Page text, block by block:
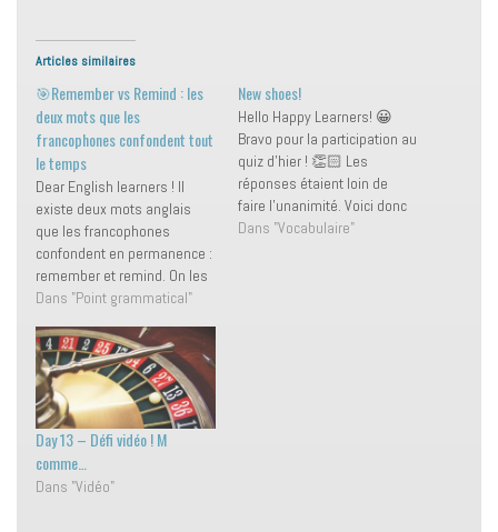
Articles similaires
🎯Remember vs Remind : les
deux mots que les
francophones confondent tout
le temps
Dear English learners ! Il
existe deux mots anglais
que les francophones
confondent en permanence :
remember et remind. On les
mélange souvent parce
traduisent tous deux par se
souvenir ou se rappeler.
Mais en anglais, ce n’est pas
du tout la même chose —
et…
Dans "Point grammatical"
New shoes!
Hello Happy Learners! 😀
Bravo pour la participation au
quiz d'hier ! 👏🏻 Les
réponses étaient loin de
faire l’unanimité. Voici donc
les explications détaillées.
Dans "Vocabulaire"
Day 13 – Défi vidéo ! M
comme…
Dans "Vidéo"